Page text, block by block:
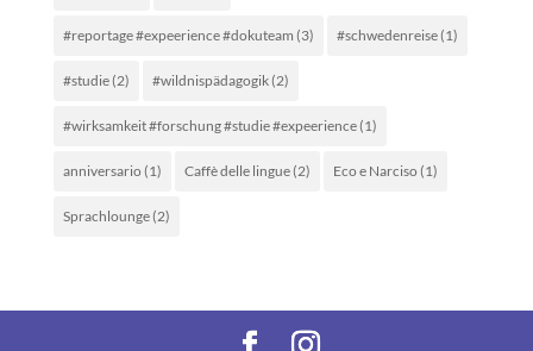
#reportage #expeerience #dokuteam (3) #schwedenreise(1)
#studie(2) #wildnispädagogik(2)
#wirksamkeit #forschung #studie #expeerience(1)
anniversario (1) Caffè delle lingue(2) Eco e Narciso (1)
Sprachlounge(2)